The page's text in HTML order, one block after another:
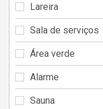
Lareira
Sala de serviços
Área verde
Alarme
Sauna